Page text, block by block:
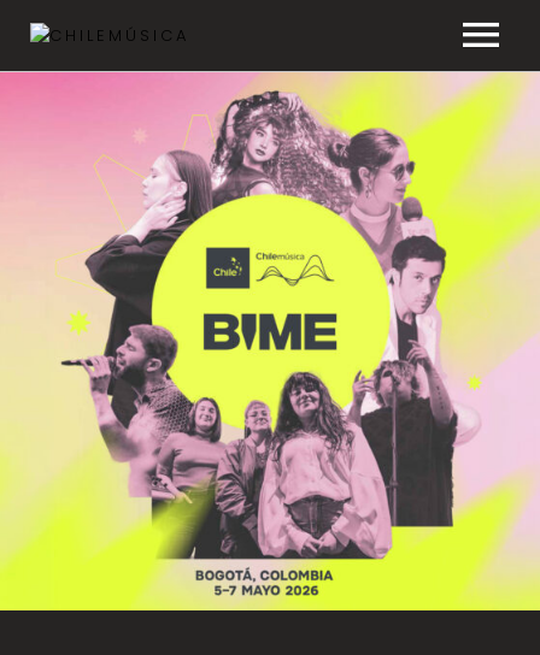
CHILEMÚSICA
NOTICIAS
PLAYLISTS
ESTUDIOS
FAQ
TRANSPARENCIA